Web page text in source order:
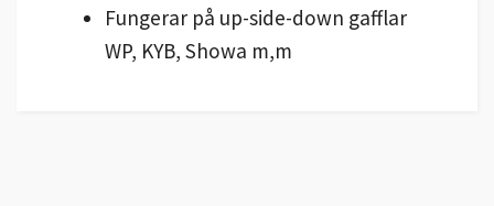
Fungerar på up-side-down gafflar
WP, KYB, Showa m,m